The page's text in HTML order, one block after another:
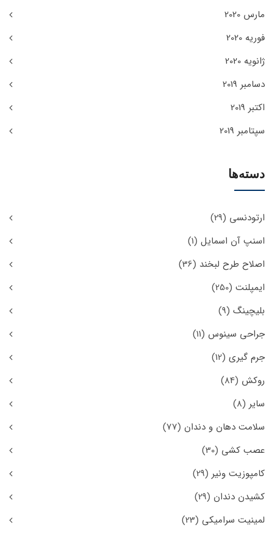
مارس 2020
فوریه 2020
ژانویه 2020
دسامبر 2019
اکتبر 2019
سپتامبر 2019
دسته‌ها
ارتودنسی (29)
اسنپ آن اسمایل (1)
اصلاح طرح لبخند (36)
ایمپلنت (250)
بلیچینگ (9)
جراحی سینوس (11)
جرم گیری (12)
روکش (84)
سایر (8)
سلامت دهان و دندان (77)
عصب کشی (30)
کامپوزیت ونیر (29)
کشیدن دندان (29)
لمینیت سرامیکی (23)